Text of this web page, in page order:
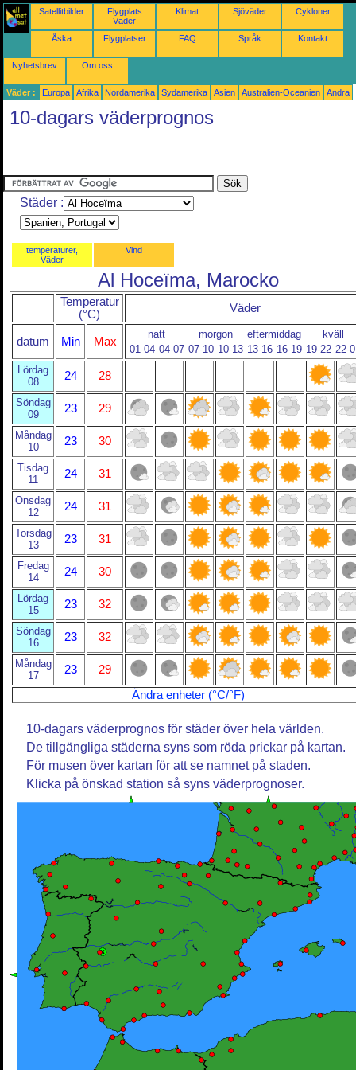
Satellitbilder
Flygplats
Väder
Klimat Sjöväder Cykloner
Åska Flygplatser FAQ Språk Kontakt
Nyhetsbrev Om oss
Väder : Europa Afrika Nordamerika Sydamerika Asien Australien-Oceanien Andra
10-dagars väderprognos
Städer :
temperaturer,
Väder
Vind
Al Hoceïma, Marocko
Temperatur
(°C)
Väder
datum Min Max
natt morgon eftermiddag
kväll
01-04 04-07 07-10 10-13 13-16 16-19 19-22 22-
Lördag
08
24 28
Söndag
09
23 29
Måndag
10
23 30
Tisdag
11
24 31
Onsdag
12
24 31
Torsdag
13
23 31
Fredag
14
24 30
Lördag
15
23 32
Söndag
16
23 32
Måndag
17
23
29
Ändra enheter (°C/°F)
10-dagars väderprognos för städer över hela världen.
De tillgängliga städerna syns som röda prickar på kartan.
För musen över kartan för att se namnet på staden.
Klicka på önskad station så syns väderprognoser.